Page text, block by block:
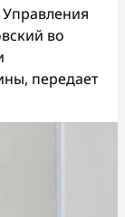
во
передает